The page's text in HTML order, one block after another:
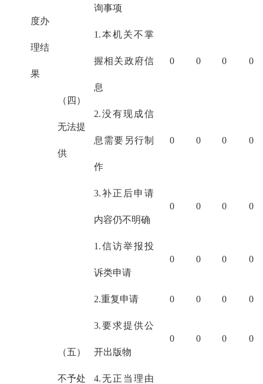
度办
理结
果
询事项
（四）
无法提
供
1.本机关不掌
握相关政府信
息
0 0 0 0
2.没有现成信
息需要另行制
作
0 0 0 0
3.补正后申请
内容仍不明确
0 0 0 0
（五）
不予处
1.信访举报投
诉类申请
0 0 0 0
2.重复申请 0 0 0 0
3.要求提供公
开出版物
0 0 0 0
4.无正当理由